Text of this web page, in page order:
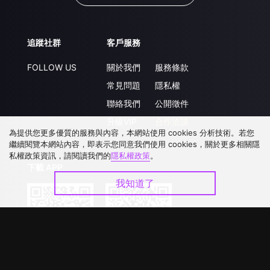
追蹤社群
FOLLOW US
客戶服務
關於我們
常見問題
聯絡我們
服務條款
隱私權
公開徵件
為提供您更多優質的服務與內容，本網站使用 cookies 分析技術。若您
繼續閱覽本網站內容，即表示您同意我們使用 cookies，關於更多相關隱
私權政策資訊，請閱讀我們的隱私權政策。
我知道了